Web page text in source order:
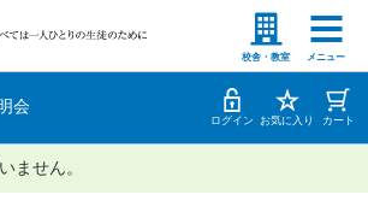
校舎・教室 メニュー
高等学校の先生
会
ログイン お気に入り カート
ません。